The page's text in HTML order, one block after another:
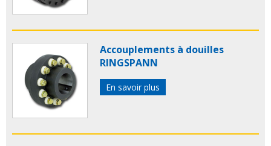
Accouplements à douilles
RINGSPANN
En savoir plus